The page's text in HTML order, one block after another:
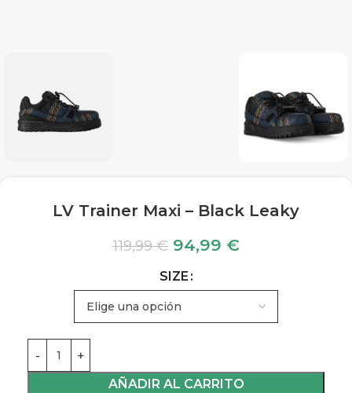
LV Trainer Maxi – Black Leaky
119,99€ 94,99 €
SIZE
AÑADIR AL CARRITO